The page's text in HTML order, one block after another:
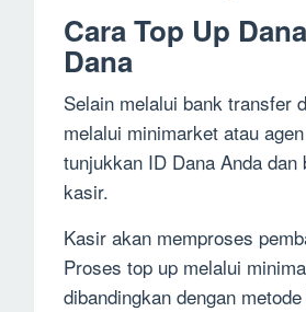
Cara Top Up
Dana
Selain melalui bank transfer
melalui minimarket atau
tunjukkan ID Dana Anda
kasir.
Kasir akan memproses
Proses top up melalui
dibandingkan dengan